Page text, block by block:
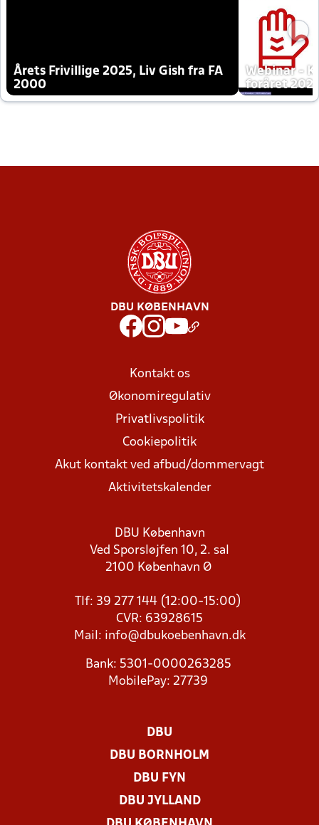
Årets Frivillige 2025, Liv Gish fra FA
2000
Webinar -
foråret
DBU KØBENHAVN
Kontakt os
Økonomiregulativ
Privatlivspolitik
Cookiepolitik
Akut kontakt ved afbud/dommervagt
Aktivitetskalender
DBU København
Ved Sporsløjfen 10, 2. sal
2100 København Ø
Tlf: 39 277 144 (12:00-15:00)
CVR: 63928615
Mail: info@dbukoebenhavn.dk
Bank: 5301-0000263285
MobilePay: 27739
DBU
DBU BORNHOLM
DBU FYN
DBU JYLLAND